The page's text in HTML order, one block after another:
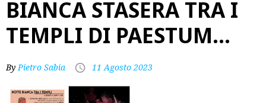
BIANCA STASERA TRA I
TEMPLI DI PAESTUM…
ByPietro Sabia 11 Agosto 2023